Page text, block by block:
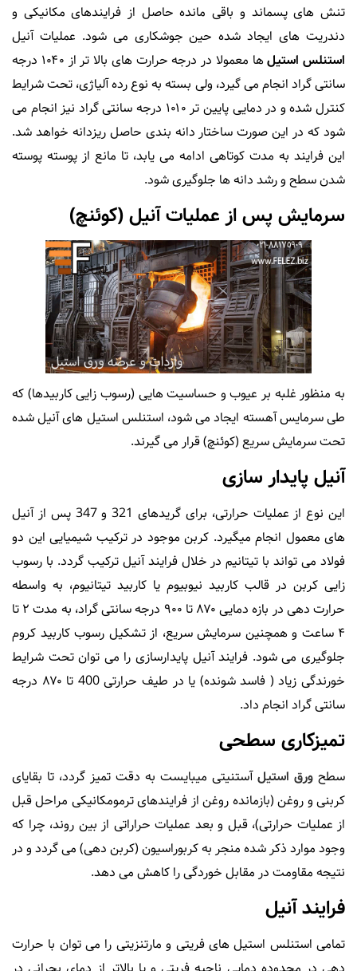
تنش های پسماند و باقی مانده حاصل از فرایندهای مکانیکی و
دندریت های ایجاد شده حین جوشکاری می شود. عملیات آنیل
استنلس استیل
ها معمولا در درجه حرارت های بالا تر از ۱۰۴۰ درجه
سانتی گراد انجام می گیرد، ولی بسته به نوع رده آلیاژی، تحت شرایط
کنترل شده و در دمایی پایین تر ۱۰۱۰ درجه سانتی گراد نیز انجام می
شود که در این صورت ساختار دانه بندی حاصل ریزدانه خواهد شد.
این فرایند به مدت کوتاهی ادامه می یابد، تا مانع از پوسته پوسته
شدن سطح و رشد دانه ها جلوگیری شود.
سرمایش پس از عملیات آنیل (کوئنچ)
به منظور غلبه بر عیوب و حساسیت هایی (رسوب زایی کاربیدها) که
طی سرمایس آهسته ایجاد می شود، استنلس استیل های آنیل شده
تحت سرمایش سریع (کوئنچ) قرار می گیرند.
آنیل پایدار سازی
این نوع از عملیات حرارتی، برای گریدهای 321 و 347 پس از آنیل
های معمول انجام میگیرد. کربن موجود در ترکیب شیمیایی این دو
فولاد می تواند با تیتانیم در خلال فرایند آنیل ترکیب گردد. با رسوب
زایی کربن در قالب کاربید نیوبیوم یا کاربید تیتانیوم، به واسطه
حرارت دهی در بازه دمایی ۸۷۰ تا ۹۰۰ درجه سانتی گراد، به مدت ۲ تا
۴ ساعت و همچنین سرمایش سریع، از تشکیل رسوب کاربید کروم
جلوگیری می شود. فرایند آنیل پایدارسازی را می توان تحت شرایط
خورندگی زیاد ( فاسد شونده) یا در طیف حرارتی 400 تا ۸۷۰ درجه
سانتی گراد انجام داد.
تمیزکاری سطحی
سطح ورق استیل آستنیتی میبایست به دقت تمیز گردد، تا بقایای
کربنی و روغن (بازمانده روغن از فرایندهای ترمومکانیکی مراحل قبل
از عملیات حرارتی)، قبل و بعد عملیات حراراتی از بین روند، چرا که
وجود موارد ذکر شده منجر به کربوراسیون (کربن دهی) می گردد و در
نتیجه مقاومت در مقابل خوردگی را کاهش می دهد.
فرایند آنیل
تمامی استنلس استیل های فریتی و مارتنزیتی را می توان با حرارت